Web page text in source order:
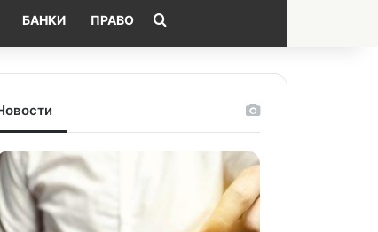
БАНКИ ПРАВО Поищем?